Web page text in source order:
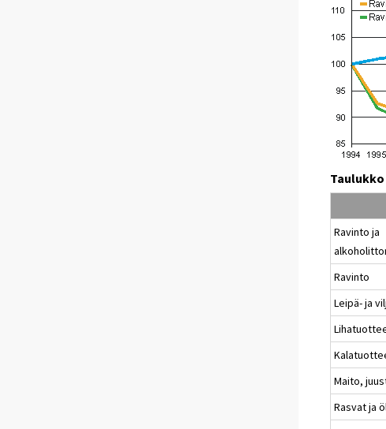
Ravinto ja
Ravinto
Leipä- ja
Maito,
Rasvat ja